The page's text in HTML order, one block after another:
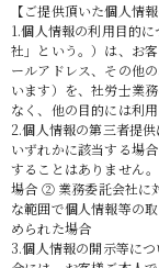
【ご提供頂いた個人情
1.個人情報の利用目的
社」という。）は、お
ールアドレス、その他
います）を、社労士業
なく、他の目的には利用
2.個人情報の第三者提
いずれかに該当する場
することはありません
場合 ② 業務委託会社に
な範囲で個人情報等の
められた場合
3.個人情報の開示等に